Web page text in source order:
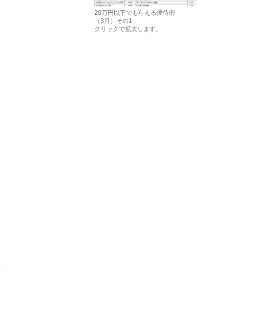
20万円以下でもらえる優待例
（3月）その1
クリックで拡大します。